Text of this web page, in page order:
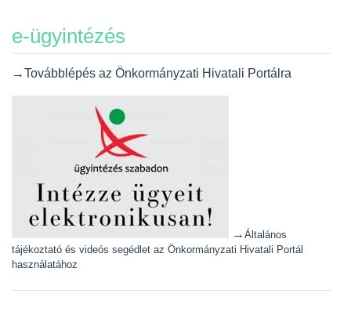
e-ügyintézés
→Továbblépés az Önkormányzati Hivatali Portálra
→ Általános
tájékoztató és videós segédlet az Önkormányzati Hivatali Portál
használatához